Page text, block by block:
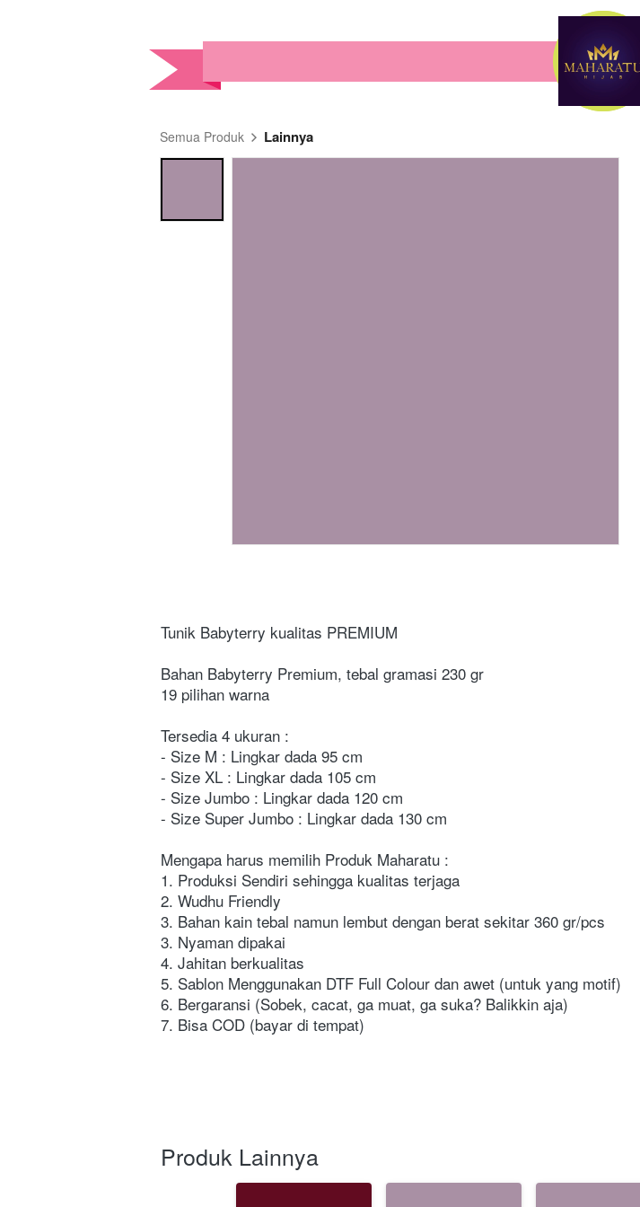
Semua Produk Lainnya
Tunik Babyterry kualitas PREMIUM
Bahan Babyterry Premium, tebal gramasi 230 gr
19 pilihan warna
Tersedia 4 ukuran :
- Size M : Lingkar dada 95 cm
- Size XL : Lingkar dada 105 cm
- Size Jumbo : Lingkar dada 120 cm
- Size Super Jumbo : Lingkar dada 130 cm
Mengapa harus memilih Produk Maharatu :
1. Produksi Sendiri sehingga kualitas terjaga
2. Wudhu Friendly
3. Bahan kain tebal namun lembut dengan berat sekitar 360 gr/pcs
3. Nyaman dipakai
4. Jahitan berkualitas
5. Sablon Menggunakan DTF Full Colour dan awet (untuk yang motif)
6. Bergaransi (Sobek, cacat, ga muat, ga suka? Balikkin aja)
7. Bisa COD (bayar di tempat)
Produk Lainnya